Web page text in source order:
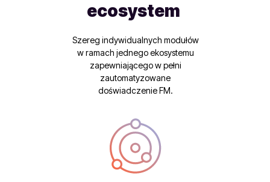
ecosystem
Szereg indywidualnych modułów
w ramach jednego ekosystemu
zapewniającego w pełni
zautomatyzowane
doświadczenie FM.